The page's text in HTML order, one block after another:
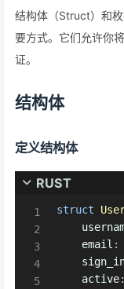
结构体（Struct）和
要方式。它们允许你
证。
结构体
定义结构体
RUST
struct
    email
:
    active
: